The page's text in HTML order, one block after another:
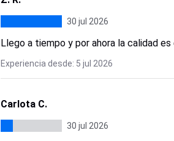
30 jul 2026
Llego a tiempo y por ahora la calidad
Experiencia desde: 5 jul 2026
Carlota C.
30 jul 2026